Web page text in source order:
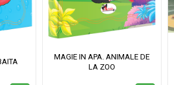
MAGIE IN APA. ANIMALE DE
LA ZOO